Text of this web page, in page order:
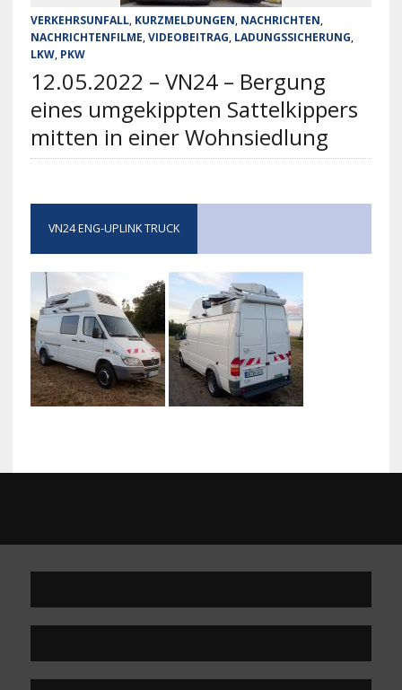
VERKEHRSUNFALL, KURZMELDUNGEN, NACHRICHTEN,
NACHRICHTENFILME,VIDEOBEITRAG, LADUNGSSICHERUNG,
LKW, PKW
12.05.2022 – VN24 – Bergung
eines umgekippten Sattelkippers
mitten in einer Wohnsiedlung
VN24 ENG-UPLINK TRUCK